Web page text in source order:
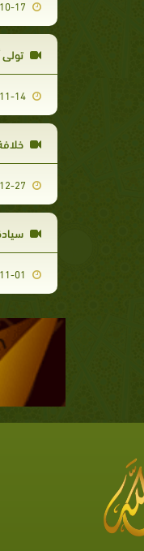
تولي
2011-11-14